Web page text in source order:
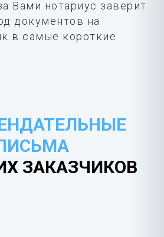
Вами нотариус заверит
документов на
в самые короткие
ЗАКАЗЧИКОВ